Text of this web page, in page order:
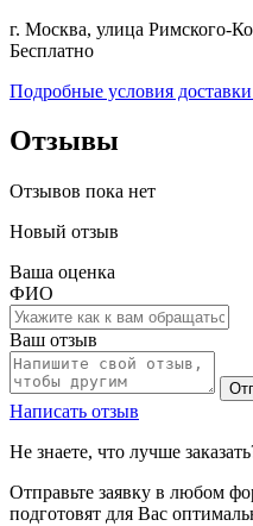
г. Москва, улица Римского-
Бесплатно
Подробные условия
Отзывы
Отзывов пока нет
Новый отзыв
Ваша оценка
ФИО
Ваш отзыв
Написать отзыв
Не знаете, что лучше
Отправьте заявку в любом
подготовят для Вас